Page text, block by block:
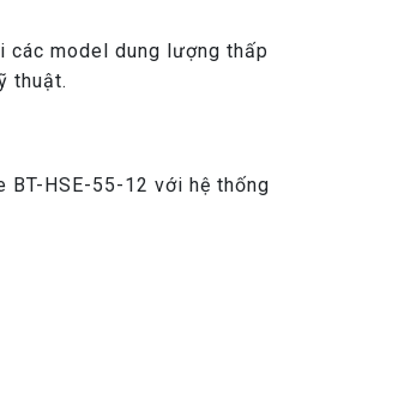
các model dung lượng thấp
thuật.
HSE-55-12 với hệ thống